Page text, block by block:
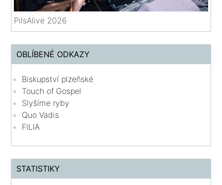
PilsAlive 2026
OBLÍBENÉ ODKAZY
Biskupství plzeňské
Touch of Gospel
Slyšíme ryby
Quo Vadis
FILIA
STATISTIKY